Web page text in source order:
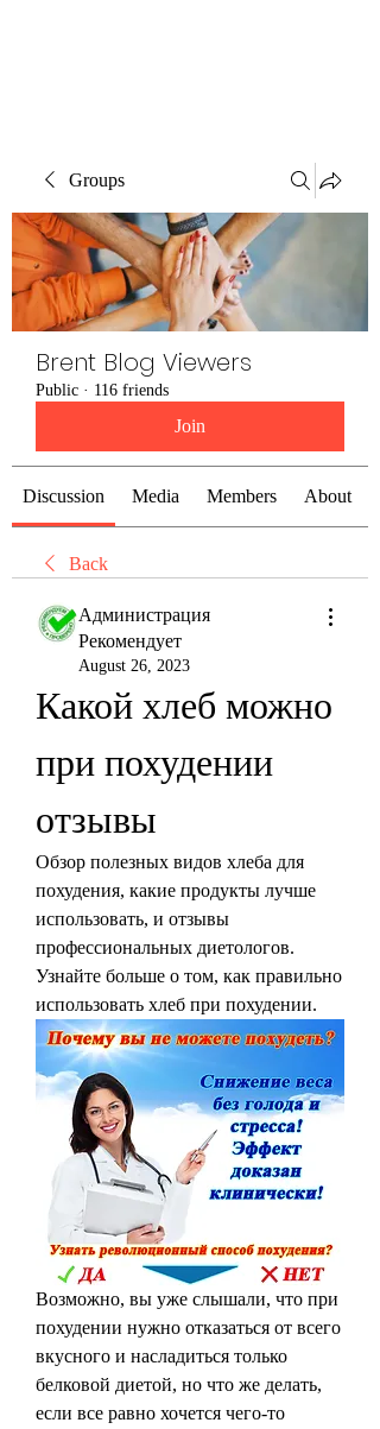
Groups
Brent Blog Viewers
Public · 116 friends
Join
Discussion Media Members About
Back
Администрация
Рекомендует
August 26, 2023
Какой хлеб можно
при похудении
отзывы
Обзор полезных видов хлеба для
похудения, какие продукты лучше
использовать, и отзывы
профессиональных диетологов.
Узнайте больше о том, как правильно
использовать хлеб при похудении.
Возможно, вы уже слышали, что при
похудении нужно отказаться от всего
вкусного и насладиться только
белковой диетой, но что же делать,
если все равно хочется чего-то